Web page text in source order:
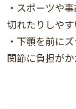
・スポーツや
切れたりしや
・下顎を前に
関節に負担が